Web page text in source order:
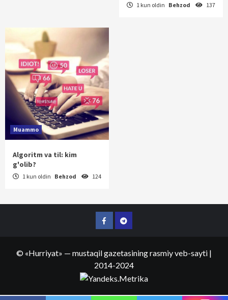
1 kun oldin Behzod 137
Muammo
Algoritm va til: kim
g'olib?
1 kun oldin Behzod 124
FacebookTelegram
© «Hurriyat» — mustaqil gazetasining rasmiy veb-sayti |
2014-2024